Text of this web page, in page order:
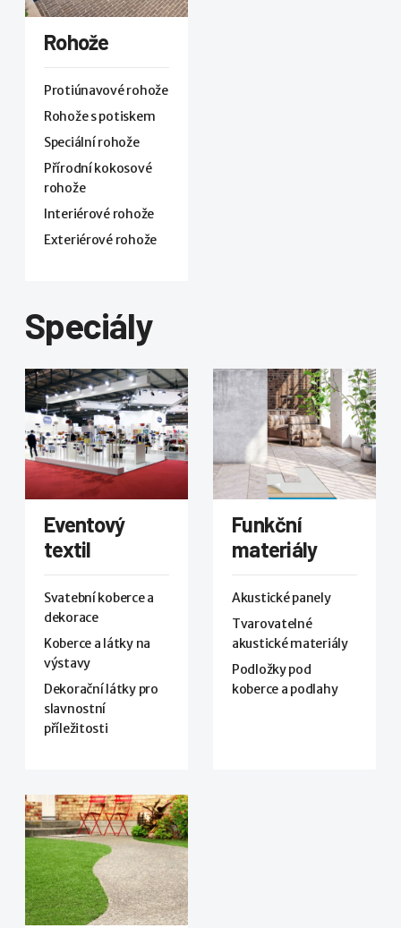
Rohože
Protiúnavové rohože
Rohože s potiskem
Speciální rohože
Přírodní kokosové
rohože
Interiérové rohože
Exteriérové rohože
Speciály
Eventový
textil
Svatební koberce a
dekorace
Koberce a látky na
výstavy
Dekorační látky pro
slavnostní
příležitosti
Funkční
materiály
Akustické panely
Tvarovatelné
akustické materiály
Podložky pod
koberce a podlahy